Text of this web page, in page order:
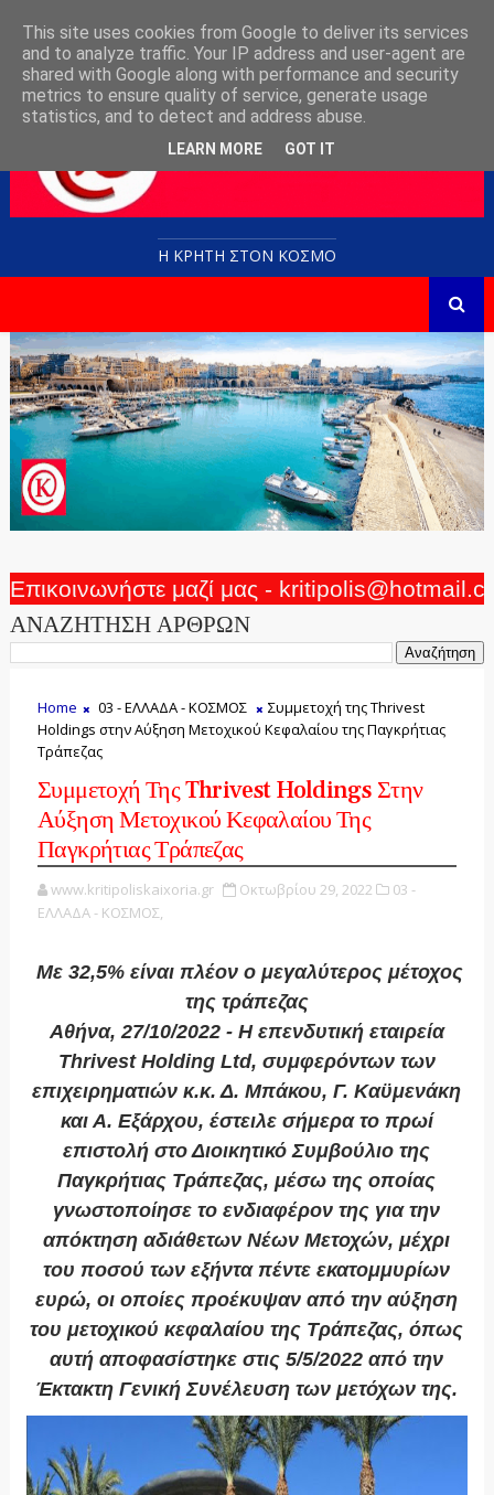
Η ΚΡΗΤΗ ΣΤΟN KOΣΜΟ
Επικοινωνήστε μαζί μας -
ΑΝΑΖΗΤΗΣΗ ΑΡΘΡΩΝ
Home 03 - ΕΛΛΑΔΑ - ΚΟΣΜΟΣ
Συμμετοχή της Thrivest
Holdings στην Αύξηση Μετοχικού Κεφαλαίου της Παγκρήτιας
Τράπεζας
Συμμετοχή Της Thrivest Holdings Στην
Αύξηση Μετοχικού Κεφαλαίου Της
Παγκρήτιας Τράπεζας
www.kritipoliskaixoria.gr Οκτωβρίου 29, 2022
03 -
ΕΛΛΑΔΑ - ΚΟΣΜΟΣ,
Με 32,5% είναι πλέον ο μεγαλύτερος μέτοχος
της τράπεζας
Αθήνα, 27/10/2022 - H επενδυτική εταιρεία
Thrivest Holding Ltd, συμφερόντων των
επιχειρηματιών κ.κ. Δ. Μπάκου, Γ. Καϋμενάκη
και Α. Εξάρχου, έστειλε σήμερα το πρωί
επιστολή στο Διοικητικό Συμβούλιο της
Παγκρήτιας Τράπεζας, μέσω της οποίας
γνωστοποίησε το ενδιαφέρον της για την
απόκτηση αδιάθετων Νέων Μετοχών, μέχρι
του ποσού των εξήντα πέντε εκατομμυρίων
ευρώ, οι οποίες προέκυψαν από την αύξηση
του μετοχικού κεφαλαίου της Τράπεζας, όπως
αυτή αποφασίστηκε στις 5/5/2022 από την
Έκτακτη Γενική Συνέλευση των μετόχων της.
This site uses cookies from Google to deliver its services
and to analyze traffic. Your IP address and user-agent are
shared with Google along with performance and security
metrics to ensure quality of service, generate usage
statistics, and to detect and address abuse.
LEARN MORE GOT IT